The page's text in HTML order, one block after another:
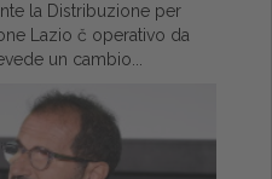
la Distribuzione per
Lazio č operativo da
un cambio...